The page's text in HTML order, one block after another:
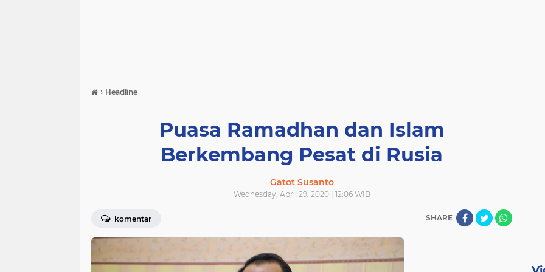
› Headline
Puasa Ramadhan dan Islam
Berkembang Pesat di Rusia
Gatot Susanto
Wednesday, April 29, 2020 | 12:06 WIB
komentar SHARE